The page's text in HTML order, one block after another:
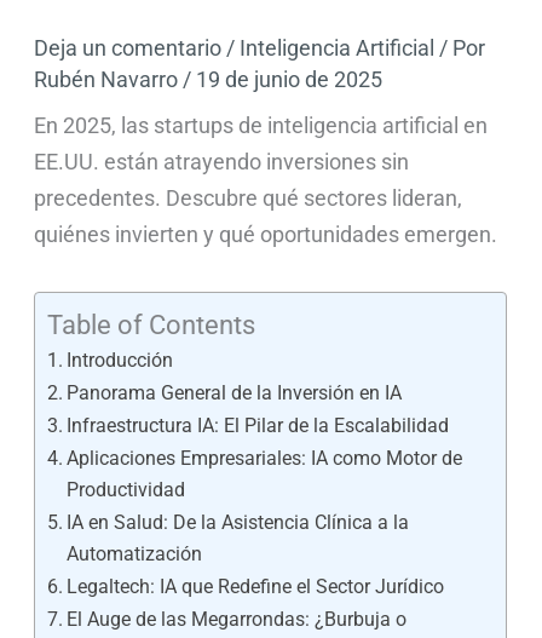
Deja un comentario/ Inteligencia Artificial / Por
Rubén Navarro/ 19 de junio de 2025
En 2025, las startups de inteligencia artificial en
EE.UU. están atrayendo inversiones sin
precedentes. Descubre qué sectores lideran,
quiénes invierten y qué oportunidades emergen.
Table of Contents
Introducción
Panorama General de la Inversión en IA
Infraestructura IA: El Pilar de la Escalabilidad
Aplicaciones Empresariales: IA como Motor de
Productividad
IA en Salud: De la Asistencia Clínica a la
Automatización
Legaltech: IA que Redefine el Sector Jurídico
El Auge de las Megarrondas: ¿Burbuja o